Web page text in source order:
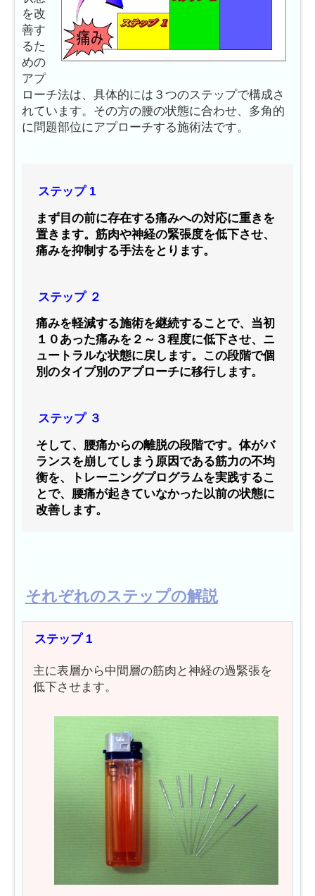
を改
善す
るた
めの
アプ
ローチ法は、具体的には３つのステップで構成さ
れています。その方の腰の状態に合わせ、多角的
に問題部位にアプローチする施術法です。
ステップ 1
まず目の前に存在する痛みへの対応に重きを
置きます。筋肉や神経の緊張度を低下させ、
痛みを抑制する手法をとります。
ステップ ２
痛みを軽減する施術を継続することで、当初
１０あった痛みを２～３程度に低下させ、ニ
ュートラルな状態に戻します。この段階で個
別のタイプ別のアプローチに移行します。
ステップ ３
そして、腰痛からの離脱の段階です。体がバ
ランスを崩してしまう原因である筋力の不均
衡を、トレーニングプログラムを実践するこ
とで、腰痛が起きていなかった以前の状態に
改善します。
それぞれのステップの解説
ステップ 1
主に表層から中間層の筋肉と神経の過緊張を
低下させます。